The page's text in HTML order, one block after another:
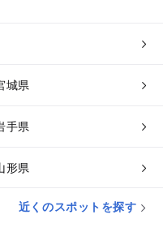
城県
手県
形県
近くのスポットを探す